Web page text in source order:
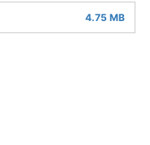
4.75 MB